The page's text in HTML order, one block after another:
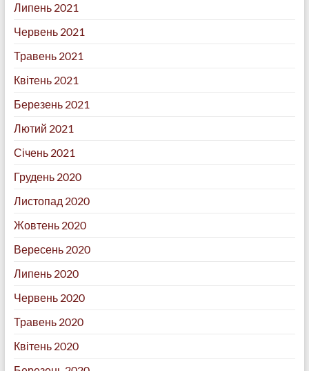
Липень 2021
Червень 2021
Травень 2021
Квітень 2021
Березень 2021
Лютий 2021
Січень 2021
Грудень 2020
Листопад 2020
Жовтень 2020
Вересень 2020
Липень 2020
Червень 2020
Травень 2020
Квітень 2020